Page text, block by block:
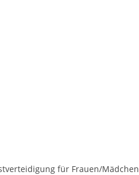
für Frauen/Mädchen